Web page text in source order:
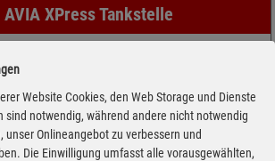
XPress Tankstelle
Website Cookies, den Web Storage und Dienste
sind notwendig, während andere nicht notwendig
unser Onlineangebot zu verbessern und
Die Einwilligung umfasst alle vorausgewählten,